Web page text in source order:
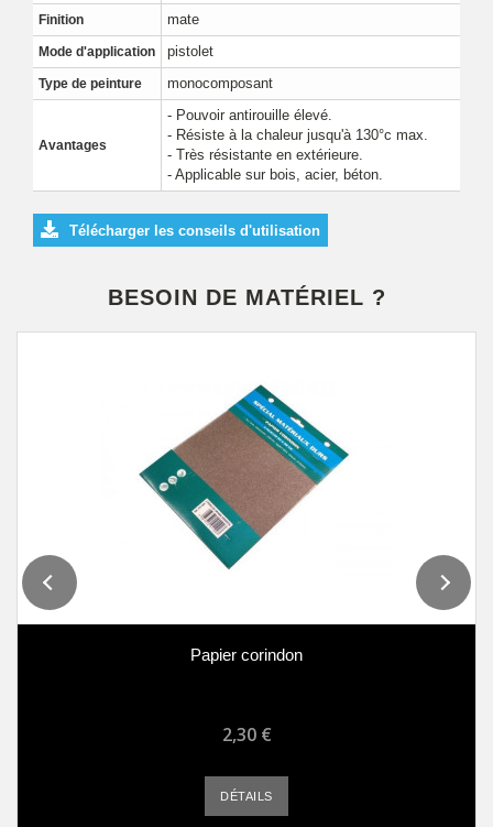
Finition mate
Mode d'application pistolet
Type de peinture monocomposant
Avantages
- Pouvoir antirouille élevé.
- Résiste à la chaleur jusqu'à 130°c max.
- Très résistante en extérieure.
- Applicable sur bois, acier, béton.
Télécharger les conseils d'utilisation
BESOIN DE MATÉRIEL ?
Papier corindon
2,30 €
DÉTAILS